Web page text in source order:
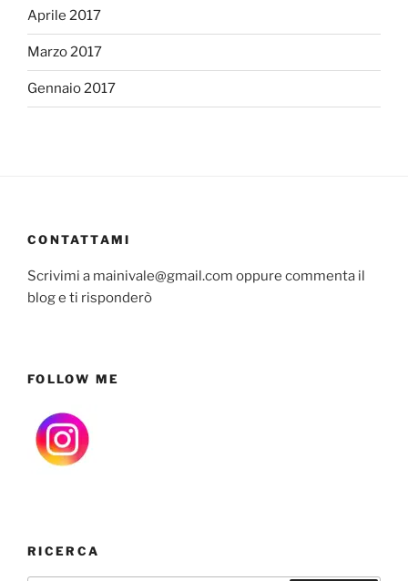
Aprile 2017
Marzo 2017
Gennaio 2017
CONTATTAMI
Scrivimi a mainivale@gmail.com oppure commenta il
blog e ti risponderò
FOLLOW ME
RICERCA